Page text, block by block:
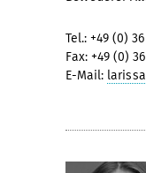
Tel.: +49 (0)
Fax: +49 (0)
E-Mail: